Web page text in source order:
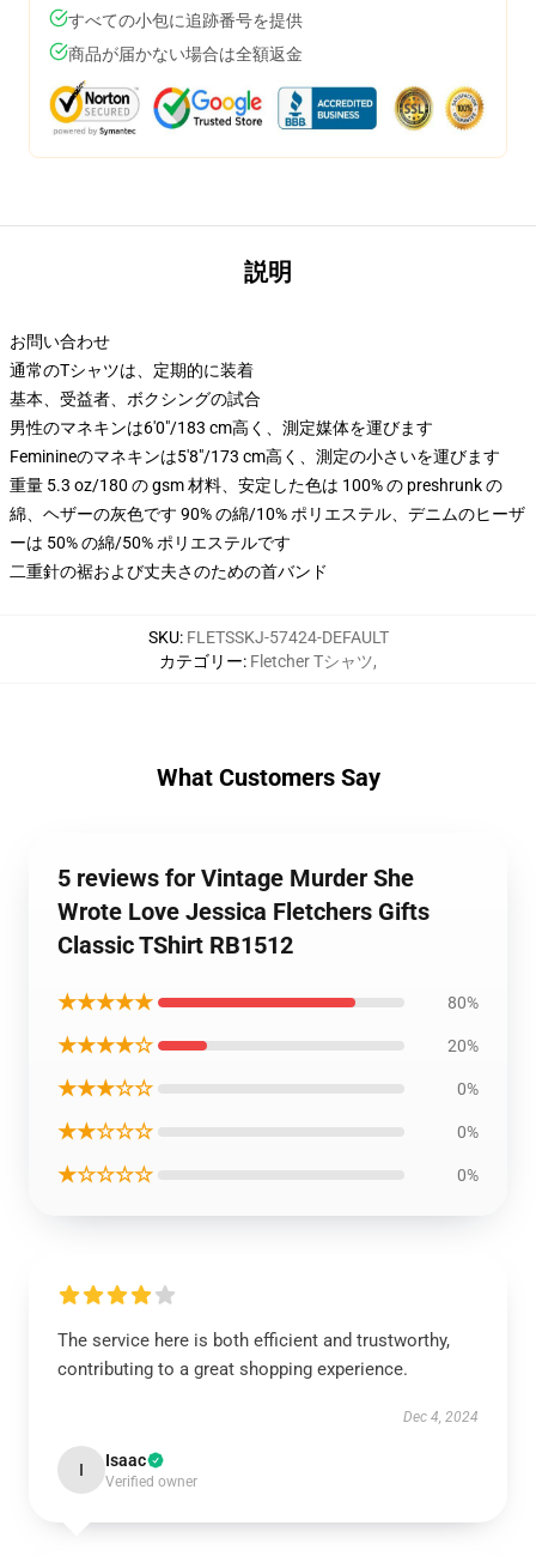
すべての小包に追跡番号を提供
商品が届かない場合は全額返金
説明
お問い合わせ
通常のTシャツは、定期的に装着
基本、受益者、ボクシングの試合
男性のマネキンは6'0"/183 cm高く、測定媒体を運びます
Feminineのマネキンは5'8"/173 cm高く、測定の小さいを運びます
重量 5.3 oz/180 の gsm 材料、安定した色は 100% の preshrunk の
綿、ヘザーの灰色です 90% の綿/10% ポリエステル、デニムのヒーザ
ーは 50% の綿/50% ポリエステルです
二重針の裾および丈夫さのための首バンド
SKU: FLETSSKJ-57424-DEFAULT
カテゴリー: Fletcher Tシャツ,
What Customers Say
5 reviews for Vintage Murder She
Wrote Love Jessica Fletchers Gifts
Classic TShirt RB1512
★★★★★ 80%
★★★★☆ 20%
★★★☆☆ 0%
★★☆☆☆ 0%
★☆☆☆☆ 0%
The service here is both efficient and trustworthy,
contributing to a great shopping experience.
Dec 4, 2024
I Isaac
Verified owner